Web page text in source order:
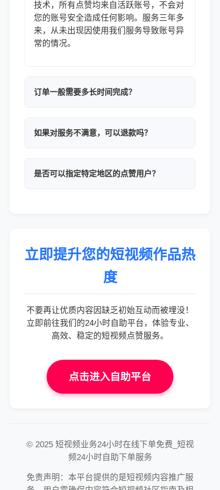
技术，所有点赞均来自活跃账号，不会对
您的账号安全造成任何影响。服务三年多
来，从未出现因使用我们服务导致账号异
常的情况。
订单一般需要多长时间完成？
如果对服务不满意，可以退款吗？
是否可以指定特定地区的点赞用户？
立即提升您的短视频作品热
度
不要再让优质内容因缺乏初始互动而被埋没！
立即前往我们的24小时自助平台，体验专业、
高效、稳定的短视频点赞服务。
点击进入自助平台
© 2025 短视频业务24小时在线下单免费_短视
频24小时自助下单服务
免责声明：本平台提供的是短视频内容推广服